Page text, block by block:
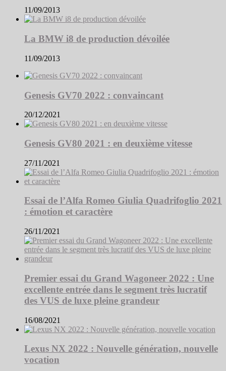
11/09/2013
La BMW i8 de production dévoilée
11/09/2013
Genesis GV70 2022 : convaincant
20/12/2021
Genesis GV80 2021 : en deuxième vitesse
27/11/2021
Essai de l’Alfa Romeo Giulia Quadrifoglio 2021
: émotion et caractère
26/11/2021
Premier essai du Grand Wagoneer 2022 : Une
excellente entrée dans le segment très lucratif
des VUS de luxe pleine grandeur
16/08/2021
Lexus NX 2022 : Nouvelle génération, nouvelle
vocation